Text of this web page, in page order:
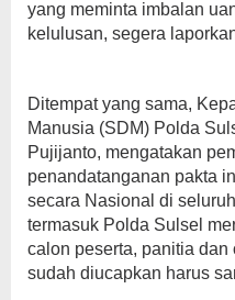
yang meminta imbalan
kelulusan, segera
Ditempat yang sama,
Manusia (SDM) Polda
Pujijanto, mengatakan
penandatanganan pakta
secara Nasional di
termasuk Polda Sulsel
calon peserta, panitia dan
sudah diucapkan harus